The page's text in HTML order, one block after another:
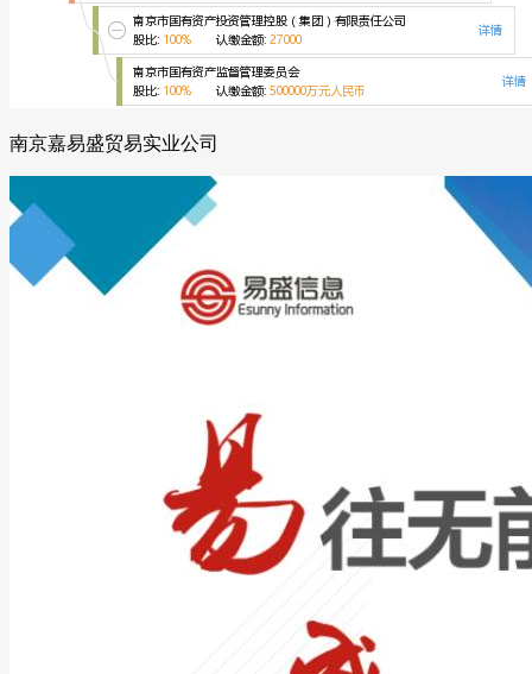
南京嘉易盛贸易实业公司